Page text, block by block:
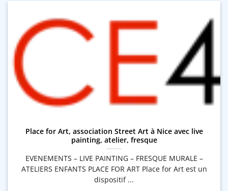
Place for Art, association Street Art à Nice avec live
painting, atelier, fresque
EVENEMENTS – LIVE PAINTING – FRESQUE MURALE –
ATELIERS ENFANTS PLACE FOR ART Place for Art est un
dispositif ...